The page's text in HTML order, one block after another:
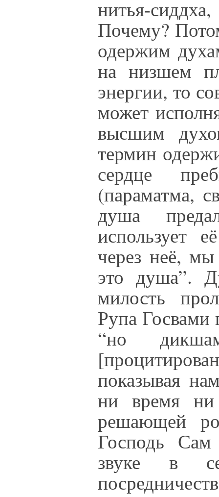
нитья-
Почему?
одержим
на низшем
энергии, то
может
высшим
термин
сердце
(параматма,
душа
использует
через неё,
это душа”.
милость
Рупа Госвами
“но
показывая
ни время
решающей
Господь Сам
звуке в